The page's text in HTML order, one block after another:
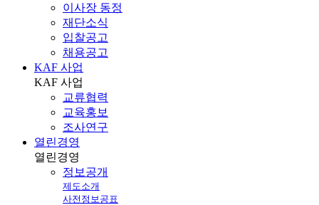
이사장 동정
재단소식
입찰공고
채용공고
KAF 사업
KAF 사업
교류협력
교육홍보
조사연구
열린경영
열린경영
정보공개
제도소개
사전정보공표